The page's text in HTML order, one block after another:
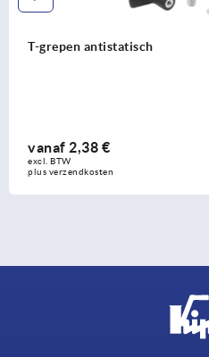
T-grepen antistatisch
vanaf 2,38 €
excl. BTW
plus verzendkosten